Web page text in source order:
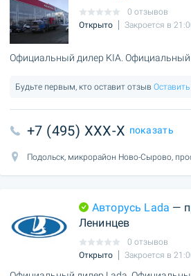
0 отзывов
Открыто
Закроется в
Официальный дилер KIA. Официальный
Будьте первым, кто оставит отзыв
+7 (495) XXX-X показать
Подольск, микрорайон Ново-Сырово,
Авторусь Lada —
Ленинцев
0 отзывов
Открыто
Закроется в